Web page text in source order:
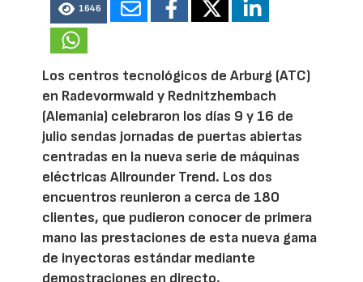
1646
Los centros tecnológicos de Arburg (ATC)
en Radevormwald y Rednitzhembach
(Alemania) celebraron los días 9 y 16 de
julio sendas jornadas de puertas abiertas
centradas en la nueva serie de máquinas
eléctricas Allrounder Trend. Los dos
encuentros reunieron a cerca de 180
clientes, que pudieron conocer de primera
mano las prestaciones de esta nueva gama
de inyectoras estándar mediante
demostraciones en directo,